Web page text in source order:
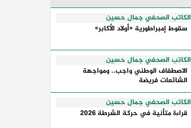
السياسية أكثر من مجرد مواقف معلنة؛ فهي
تكشف طريقة تفكير الدول، وكيفية إدارتها
للأزمات، والحدود التي تفصل بين القوة ...
الكاتب الصحفي جمال حسين
سقوط إمبراطورية «أولاد الأكابر»
الكاتب الصحفي جمال حسين
الاصطفاف الوطني واجب.. ومواجهة
الشائعات فريضة
الكاتب الصحفي جمال حسين
قراءة متأنية في حركة الشرطة 2026